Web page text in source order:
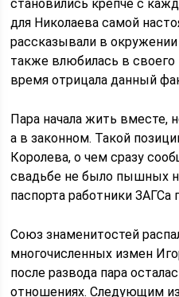
становились крепче с
для Николаева самой
рассказывали в
также влюбилась в своего
время отрицала данный
Пара начала жить вместе,
а в законном. Такой
Королева, о чем сразу
свадьбе не было пышных
паспорта работники
Союз знаменитостей
многочисленных измен
после развода пара
отношениях. Следующим